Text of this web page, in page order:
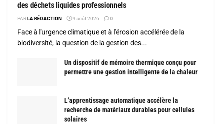
des déchets liquides professionnels
PARLA RÉDACTION 9 août 2026 0
Face à l'urgence climatique et à l'érosion accélérée de la
biodiversité, la question de la gestion des...
Un dispositif de mémoire thermique conçu pour
permettre une gestion intelligente de la chaleur
L’apprentissage automatique accélère la
recherche de matériaux durables pour cellules
solaires